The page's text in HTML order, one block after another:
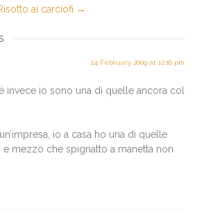
ai carciofi →
24 February 2009 at 12:16 pm
invece io sono una di quelle ancora col
io a casa ho una di quelle
mezzo che spignatto a manetta non